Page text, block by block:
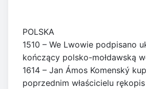
POLSKA
1510 – We Lwowie podpisano
kończący polsko-mołdawską
1614 – Jan Ámos Komenský
poprzednim właścicielu rękopis